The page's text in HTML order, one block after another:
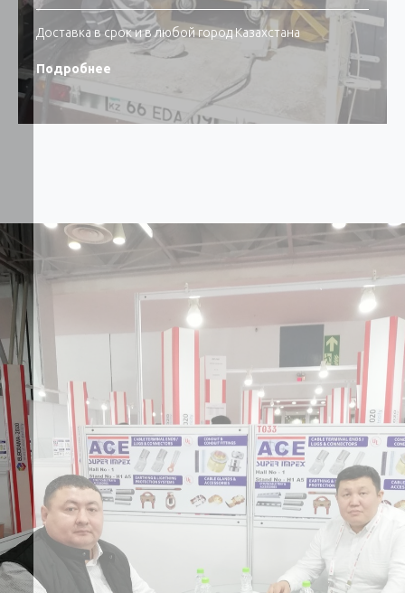
Доставка в срок и в любой город Казахстана
Подробнее